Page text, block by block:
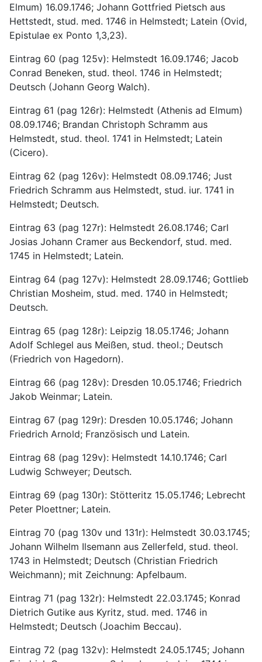
Elmum) 16.09.1746; Johann Gottfried Pietsch aus
Hettstedt, stud. med. 1746 in Helmstedt; Latein (Ovid,
Epistulae ex Ponto 1,3,23).
Eintrag 60 (pag 125v): Helmstedt 16.09.1746; Jacob
Conrad Beneken, stud. theol. 1746 in Helmstedt;
Deutsch (Johann Georg Walch).
Eintrag 61 (pag 126r): Helmstedt (Athenis ad Elmum)
08.09.1746; Brandan Christoph Schramm aus
Helmstedt, stud. theol. 1741 in Helmstedt; Latein
(Cicero).
Eintrag 62 (pag 126v): Helmstedt 08.09.1746; Just
Friedrich Schramm aus Helmstedt, stud. iur. 1741 in
Helmstedt; Deutsch.
Eintrag 63 (pag 127r): Helmstedt 26.08.1746; Carl
Josias Johann Cramer aus Beckendorf, stud. med.
1745 in Helmstedt; Latein.
Eintrag 64 (pag 127v): Helmstedt 28.09.1746; Gottlieb
Christian Mosheim, stud. med. 1740 in Helmstedt;
Deutsch.
Eintrag 65 (pag 128r): Leipzig 18.05.1746; Johann
Adolf Schlegel aus Meißen, stud. theol.; Deutsch
(Friedrich von Hagedorn).
Eintrag 66 (pag 128v): Dresden 10.05.1746; Friedrich
Jakob Weinmar; Latein.
Eintrag 67 (pag 129r): Dresden 10.05.1746; Johann
Friedrich Arnold; Französisch und Latein.
Eintrag 68 (pag 129v): Helmstedt 14.10.1746; Carl
Ludwig Schweyer; Deutsch.
Eintrag 69 (pag 130r): Stötteritz 15.05.1746; Lebrecht
Peter Ploettner; Latein.
Eintrag 70 (pag 130v und 131r): Helmstedt 30.03.1745;
Johann Wilhelm Ilsemann aus Zellerfeld, stud. theol.
1743 in Helmstedt; Deutsch (Christian Friedrich
Weichmann); mit Zeichnung: Apfelbaum.
Eintrag 71 (pag 132r): Helmstedt 22.03.1745; Konrad
Dietrich Gutike aus Kyritz, stud. med. 1746 in
Helmstedt; Deutsch (Joachim Beccau).
Eintrag 72 (pag 132v): Helmstedt 24.05.1745; Johann